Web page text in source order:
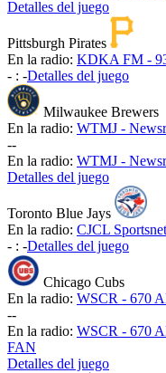
Detalles del juego
Pittsburgh Pirates
En la radio: KDKA FM -
- : -Detalles del juego
Milwaukee Brewers
En la radio: WTMJ -
--
En la radio: WTMJ -
Detalles del juego
Toronto Blue Jays
En la radio: CJCL
- : -Detalles del juego
Chicago Cubs
En la radio: WSCR - 670
--
En la radio: WSCR - 670
FAN
Detalles del juego